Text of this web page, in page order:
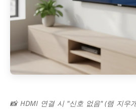
📸 HDMI 연결 시 "신호 없음" (램 지우